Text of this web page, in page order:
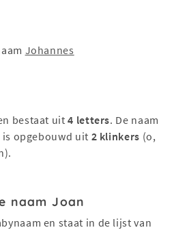
Johannes
bestaat uit4 letters. De naam
is opgebouwd uit 2 klinkers (o,
naam Joan
en staat in de lijst van